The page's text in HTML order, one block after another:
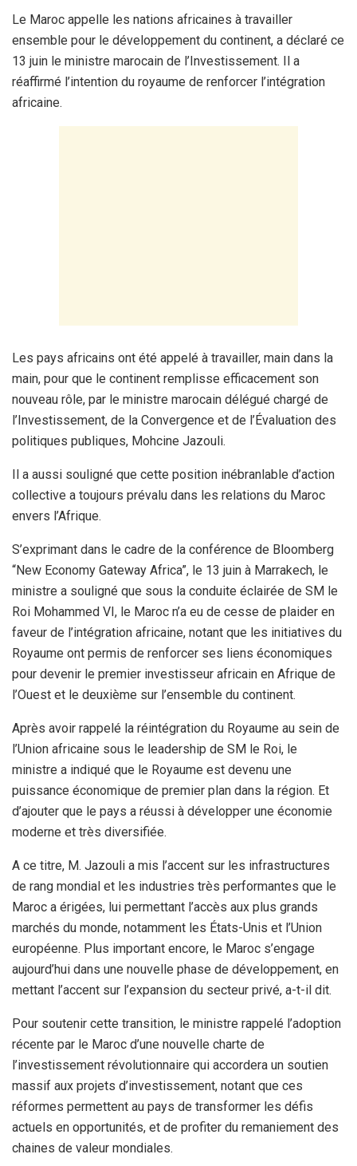
Le Maroc appelle les nations africaines à travailler
ensemble pour le développement du continent, a déclaré ce
13 juin le ministre marocain de l’Investissement. Il a
réaffirmé l’intention du royaume de renforcer l’intégration
africaine.
Les pays africains ont été appelé à travailler, main dans la
main, pour que le continent remplisse efficacement son
nouveau rôle, par le ministre marocain délégué chargé de
l’Investissement, de la Convergence et de l’Évaluation des
politiques publiques, Mohcine Jazouli.
Il a aussi souligné que cette position inébranlable d’action
collective a toujours prévalu dans les relations du Maroc
envers l’Afrique.
S’exprimant dans le cadre de la conférence de Bloomberg
“New Economy Gateway Africa”, le 13 juin à Marrakech, le
ministre a souligné que sous la conduite éclairée de SM le
Roi Mohammed VI, le Maroc n’a eu de cesse de plaider en
faveur de l’intégration africaine, notant que les initiatives du
Royaume ont permis de renforcer ses liens économiques
pour devenir le premier investisseur africain en Afrique de
l’Ouest et le deuxième sur l’ensemble du continent.
Après avoir rappelé la réintégration du Royaume au sein de
l’Union africaine sous le leadership de SM le Roi, le
ministre a indiqué que le Royaume est devenu une
puissance économique de premier plan dans la région. Et
d’ajouter que le pays a réussi à développer une économie
moderne et très diversifiée.
A ce titre, M. Jazouli a mis l’accent sur les infrastructures
de rang mondial et les industries très performantes que le
Maroc a érigées, lui permettant l’accès aux plus grands
marchés du monde, notamment les États-Unis et l’Union
européenne. Plus important encore, le Maroc s’engage
aujourd’hui dans une nouvelle phase de développement, en
mettant l’accent sur l’expansion du secteur privé, a-t-il dit.
Pour soutenir cette transition, le ministre rappelé l’adoption
récente par le Maroc d’une nouvelle charte de
l’investissement révolutionnaire qui accordera un soutien
massif aux projets d’investissement, notant que ces
réformes permettent au pays de transformer les défis
actuels en opportunités, et de profiter du remaniement des
chaines de valeur mondiales.